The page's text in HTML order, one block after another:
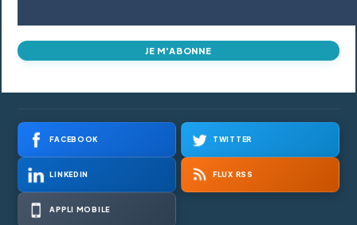
JE M'ABONNE
FACEBOOK TWITTER
LINKEDIN FLUX RSS
APPLI MOBILE